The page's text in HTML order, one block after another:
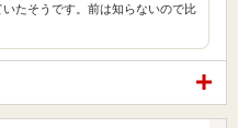
たそうです。前は知らないので比